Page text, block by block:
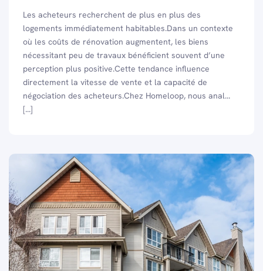
Les acheteurs recherchent de plus en plus des
logements immédiatement habitables.Dans un contexte
où les coûts de rénovation augmentent, les biens
nécessitant peu de travaux bénéficient souvent d’une
perception plus positive.Cette tendance influence
directement la vitesse de vente et la capacité de
négociation des acheteurs.Chez Homeloop, nous anal...
[...]